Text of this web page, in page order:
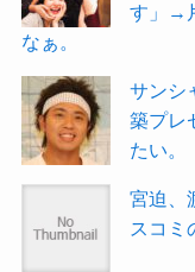
す」→
なぁ。
サンシ
築プレ
たい。
宮迫、
スコミ